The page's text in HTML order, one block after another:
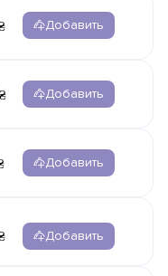
Добавить
Добавить
Добавить
Добавить